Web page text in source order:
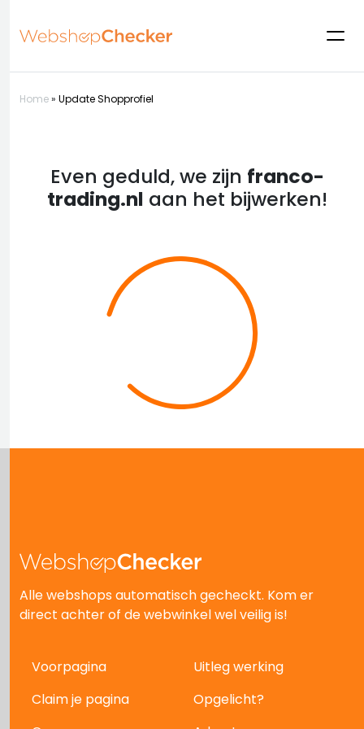
Home» Update Shopprofiel
Even geduld, we zijn franco-
trading.nl aan het bijwerken!
Alle webshops automatisch gecheckt. Kom er
direct achter of de webwinkel wel veilig is!
Voorpagina
Uitleg werking
Claim je pagina
Opgelicht?